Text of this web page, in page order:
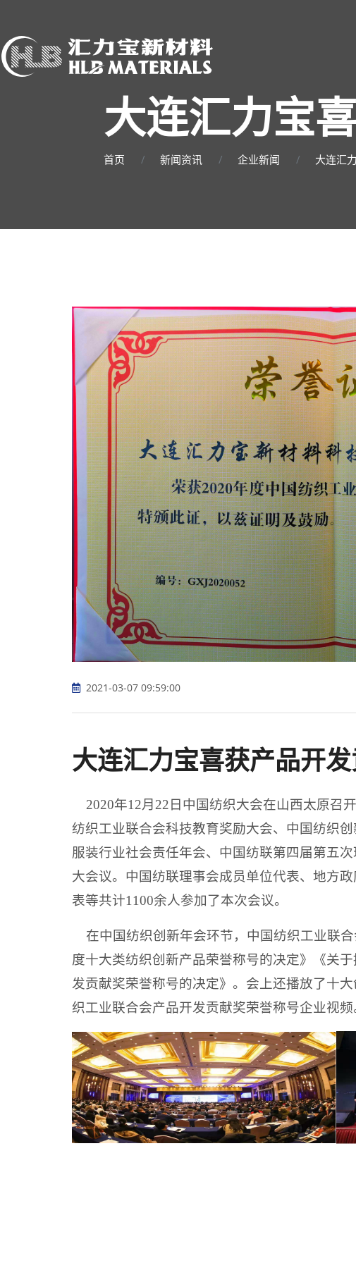
大连汇力宝
首页 新闻资讯 企业新闻 大连汇
2021-03-07 09:59:00
大连汇力宝喜获产品开
2020年12月22日中国纺织大会在山西太原召开
纺织工业联合会科技教育奖励大会、中国纺织
服装行业社会责任年会、中国纺联第四届第五
大会议。 中国纺联理事会成员单位代表、地方
表等共计1100余人参加了本次会议。
在中国纺织创新年会环节，中国纺织工业联
度十大类纺织创新产品荣誉称号的决定》《关
发贡献奖荣誉称号的决定》。会上还播放了十
织工业联合会产品开发贡献奖荣誉称号企业视频